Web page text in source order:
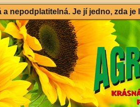
a nepodplatitelná. Je jí jedno, zda